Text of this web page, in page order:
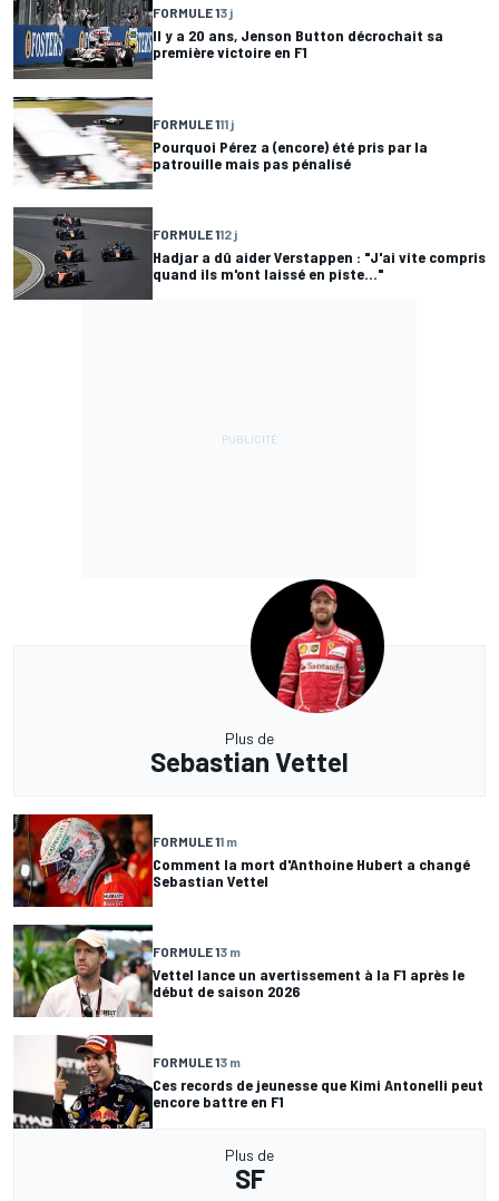
FORMULE 13 j
Il y a 20 ans, Jenson Button décrochait sa
première victoire en F1
FORMULE 111 j
Pourquoi Pérez a (encore) été pris par la
patrouille mais pas pénalisé
FORMULE 112 j
Hadjar a dû aider Verstappen : "J'ai vite compris
quand ils m'ont laissé en piste..."
Plus de
Sebastian Vettel
FORMULE 11 m
Comment la mort d'Anthoine Hubert a changé
Sebastian Vettel
FORMULE 13 m
Vettel lance un avertissement à la F1 après le
début de saison 2026
FORMULE 13 m
Ces records de jeunesse que Kimi Antonelli peut
encore battre en F1
Plus de
SF